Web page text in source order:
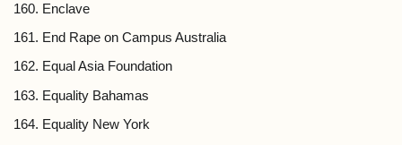
Enclave
End Rape on Campus Australia
Equal Asia Foundation
Equality Bahamas
Equality New York